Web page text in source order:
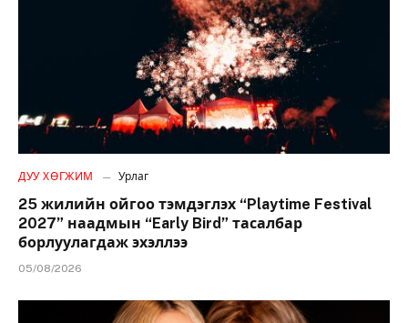
ДУУ ХӨГЖИМ Урлаг
25 жилийн ойгоо тэмдэглэх “Playtime Festival
2027” наадмын “Early Bird” тасалбар
борлуулагдаж эхэллээ
05/08/2026